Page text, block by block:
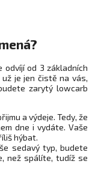
odvíjí od 3 základních
je jen čistě na vás,
zarytý lowcarb
a výdeje. Tedy, že
dne i vydáte. Vaše
hýbat.
sedavý typ, budete
než spálíte, tudíž se